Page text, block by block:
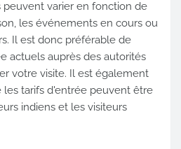
peuvent varier en fonction de
les événements en cours ou
Il est donc préférable de
actuels auprès des autorités
votre visite. Il est également
tarifs d'entrée peuvent être
indiens et les visiteurs